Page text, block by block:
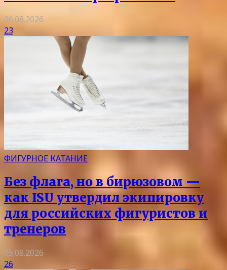
06.08.2026
23
ФИГУРНОЕ КАТАНИЕ
Без флага, но в бирюзовом —
как ISU утвердил экипировку
для российских фигуристов и
тренеров
05.08.2026
26